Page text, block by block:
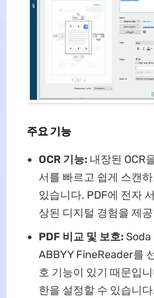
주요 기능
OCR 기능: 내장된 OCR
서를 빠르고 쉽게 스캔
있습니다. PDF에 전자
상된 디지털 경험을 제
PDF 비교 및 보호: Soda
ABBYY FineReader를
호 기능이 있기 때문입
한을 설정할 수 있습니